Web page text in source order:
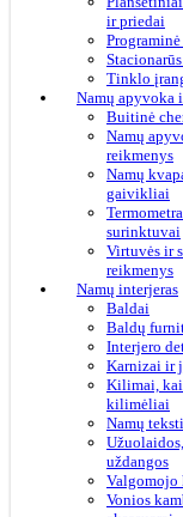
ir priedai
Tinklo
Namų apyvoka
Buitinė
Namų
reikmenys
Namų
gaivikliai
surinktuvai
Virtuvės ir
reikmenys
Namų interjeras
Baldai
Baldų
Interjero
Karnizai ir
Kilimai,
kilimėliai
Namų
uždangos
Valgomojo
Vonios